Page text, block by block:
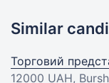
Similar
Торговий
12000 UAH,